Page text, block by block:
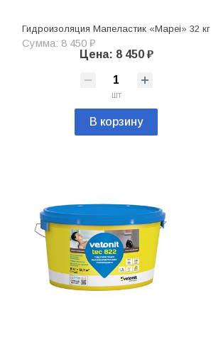
Гидроизоляция Мапеластик «Mapei» 32 кг
Сумма: 8 450 ₽
Цена: 8 450 ₽
шт
В корзину